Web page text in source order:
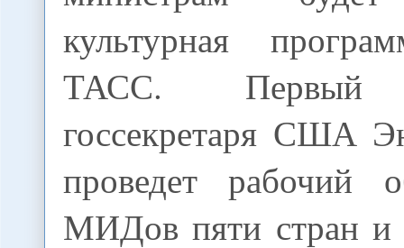
культурная
ТАСС. Первый
госсекретаря США
проведет рабочий
МИДов пяти стран и